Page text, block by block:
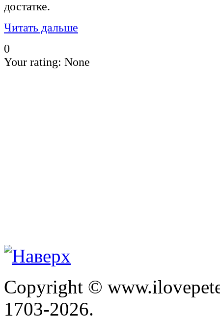
достатке.
Читать дальше
0
Your rating: None
Copyright ©
1703-2026.